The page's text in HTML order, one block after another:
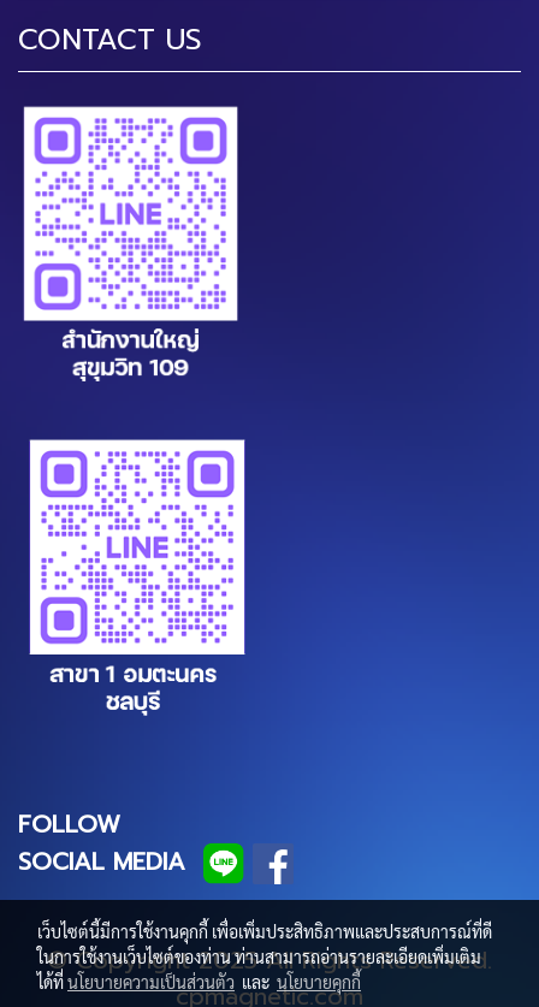
CONTACT US
FOLLOW
SOCIAL MEDIA
© Copyright 2025 All Rights Reserved.
cpmagnetic.com
เว็บไซต์นี้มีการใช้งานคุกกี้ เพื่อเพิ่มประสิทธิภาพและประสบการณ์ที่ดี
ในการใช้งานเว็บไซต์ของท่าน ท่านสามารถอ่านรายละเอียดเพิ่มเติม
ได้ที่นโยบายความเป็นส่วนตัว และ นโยบายคุกกี้